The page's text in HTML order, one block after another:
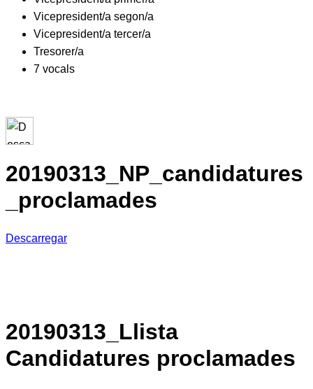
Vicepresident/a segon/a
Vicepresident/a tercer/a
Tresorer/a
7 vocals
20190313_NP_candidatures
_proclamades
Descarregar
20190313_Llista
Candidatures proclamades